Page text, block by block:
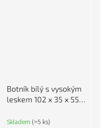
Botník bílý s vysokým
leskem 102 x 35 x 55
829766
Skladem (>5 ks)